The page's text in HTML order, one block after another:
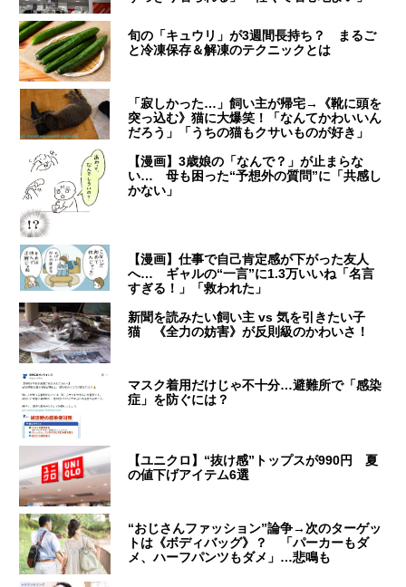
旬の「キュウリ」が3週間長持ち？ まるご
と冷凍保存＆解凍のテクニックとは
「寂しかった…」飼い主が帰宅→《靴に頭を
突っ込む》猫に大爆笑！「なんてかわいいん
だろう」「うちの猫もクサいものが好き」
【漫画】3歳娘の「なんで？」が止まらな
い… 母も困った“予想外の質問”に「共感し
かない」
【漫画】仕事で自己肯定感が下がった友人
へ… ギャルの“一言”に1.3万いいね「名言
すぎる！」「救われた」
新聞を読みたい飼い主 vs 気を引きたい子
猫 《全力の妨害》が反則級のかわいさ！
マスク着用だけじゃ不十分…避難所で「感染
症」を防ぐには？
【ユニクロ】“抜け感”トップスが990円 夏
の値下げアイテム6選
“おじさんファッション”論争→次のターゲッ
トは《ボディバッグ》？ 「パーカーもダ
メ、ハーフパンツもダメ」…悲鳴も